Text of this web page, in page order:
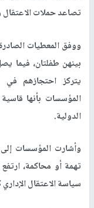
تصاعد حملات الاعتقال
يتركز احتجازهم
المؤسسات بأنها
الدولية.
وأشارت المؤسسات إلى
سياسة الاعتقال